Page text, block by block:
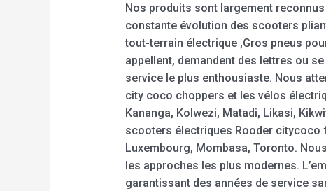
Nos produits sont largement
constante évolution des scooters
tout-terrain électrique ,Gros pneus
appellent, demandent des lettres ou
service le plus enthousiaste. Nous
city coco choppers et les vélos
Kananga, Kolwezi, Matadi, Likasi,
scooters électriques Rooder citycoco
Luxembourg, Mombasa, Toronto.
les approches les plus modernes.
garantissant des années de service